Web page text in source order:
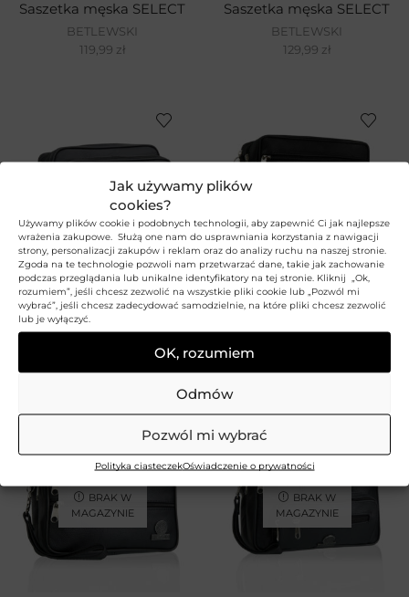
Jak używamy plików
cookies?
Używamy plików cookie i podobnych technologii, aby zapewnić Ci jak najlepsze
wrażenia zakupowe. Służą one nam do usprawniania korzystania z nawigacji
strony, personalizacji zakupów i reklam oraz do analizy ruchu na naszej stronie.
Zgoda na te technologie pozwoli nam przetwarzać dane, takie jak zachowanie
podczas przeglądania lub unikalne identyfikatory na tej stronie. Kliknij „Ok,
rozumiem”, jeśli chcesz zezwolić na wszystkie pliki cookie lub „Pozwól mi
wybrać”, jeśli chcesz zadecydować samodzielnie, na które pliki chcesz zezwolić
lub je wyłączyć.
OK, rozumiem
Odmów
Pozwól mi wybrać
Polityka ciasteczekOświadczenie o prywatności
Saszetka męska SELECT
BETLEWSKI
119,99 zł
Saszetka męska SELECT
BETLEWSKI
129,99 zł
BRAK W
MAGAZYNIE
Saszetka męska SELECT Saszetka męska SELECT
BRAK W
MAGAZYNIE
BRAK W
MAGAZYNIE